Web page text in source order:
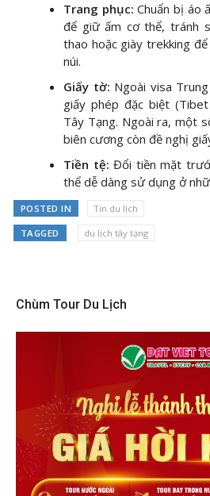
Trang phục: Chuẩn bị áo
để giữ ấm cơ thể, tránh
thao hoặc giày trekking
núi.
Giấy tờ: Ngoài visa
giấy phép đặc biệt
Tây Tạng. Ngoài ra, một
biên cương còn đề nghị
Tiền tệ: Đổi tiền mặt
thể dễ dàng sử dụng ở
POSTED IN Tin du lịch
TAGGED du lịch tây tạng
Chùm Tour Du Lịch